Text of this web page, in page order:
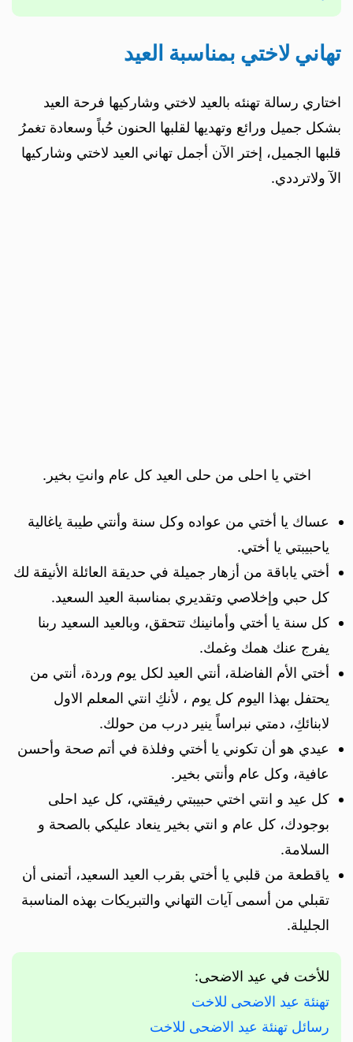
تهاني لاختي بمناسبة العيد
اختاري رسالة تهنئه بالعيد لاختي وشاركيها فرحة العيد
بشكل جميل ورائع وتهديها لقلبها الحنون حُباً وسعادة تغمرُ
قلبها الجميل، إختر الآن أجمل تهاني العيد لاختي وشاركيها
الآ ولاترددي.
اختي يا احلى من حلى العيد كل عام وانتِ بخير.
عساك يا أختي من عواده وكل سنة وأنتي طيبة ياغالية
ياحبيبتي يا أختي.
أختي ياباقة من أزهار جميلة في حديقة العائلة الأنيقة لك
كل حبي وإخلاصي وتقديري بمناسبة العيد السعيد.
كل سنة يا أختي وأمانينك تتحقق، وبالعيد السعيد ربنا
يفرج عنك همك وغمك.
أختي الأم الفاضلة، أنتي العيد لكل يوم وردة، أنتي من
يحتفل بهذا اليوم كل يوم ، لأنكِ انتي المعلم الاول
لابنائكِ، دمتي نبراساً ينير درب من حولك.
عيدي هو أن تكوني يا أختي وفلذة في أتم صحة وأحسن
عافية، وكل عام وأنتي بخير.
كل عيد و انتي اختي حبيبتي رفيقتي، كل عيد احلى
بوجودك، كل عام و انتي بخير ينعاد عليكي بالصحة و
السلامة.
ياقطعة من قلبي يا أختي بقرب العيد السعيد، أتمنى أن
تقبلي من أسمى آيات التهاني والتبريكات بهذه المناسبة
الجليلة.
للأخت في عيد الاضحى:
تهنئة عيد الاضحى للاخت
رسائل تهنئة عيد الاضحى للاخت